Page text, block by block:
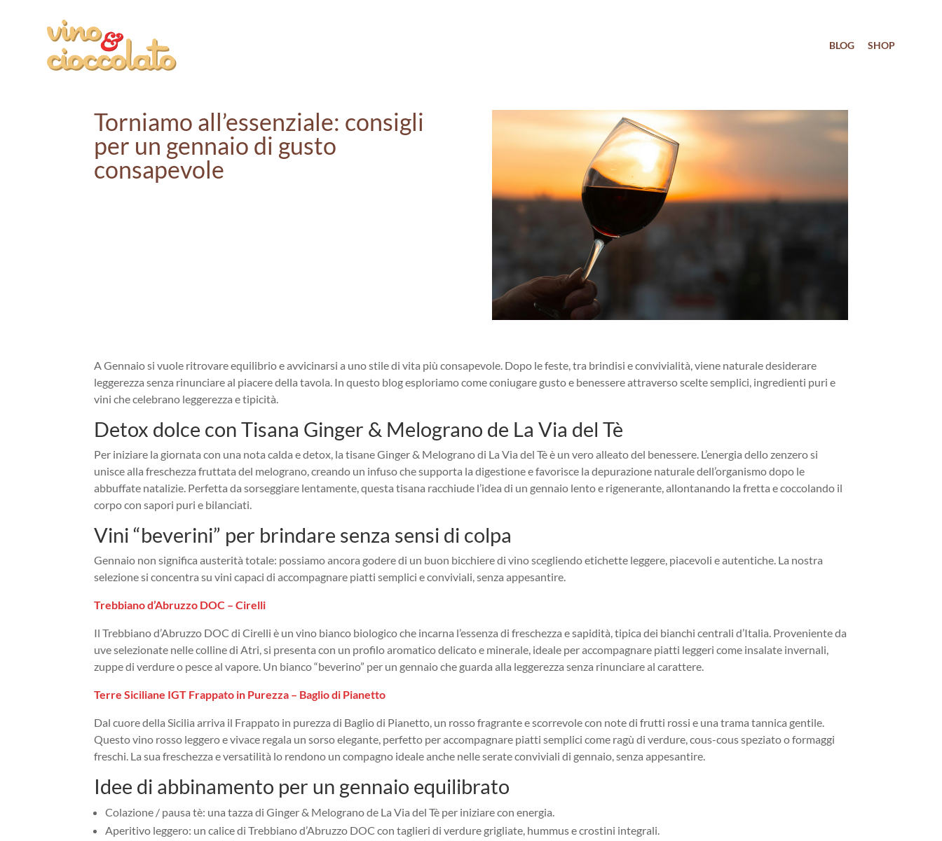
BLOG SHOP
Torniamo all’essenziale: consigli
per un gennaio di gusto
consapevole
A Gennaio si vuole ritrovare equilibrio e avvicinarsi a uno stile di vita più consapevole. Dopo le feste, tra brindisi e convivialità, viene naturale desiderare
leggerezza senza rinunciare al piacere della tavola. In questo blog esploriamo come coniugare gusto e benessere attraverso scelte semplici, ingredienti puri e
vini che celebrano leggerezza e tipicità.
Detox dolce con Tisana Ginger & Melograno de La Via del Tè
Per iniziare la giornata con una nota calda e detox, la tisane Ginger & Melograno di La Via del Tè è un vero alleato del benessere. L’energia dello zenzero si
unisce alla freschezza fruttata del melograno, creando un infuso che supporta la digestione e favorisce la depurazione naturale dell’organismo dopo le
abbuffate natalizie. Perfetta da sorseggiare lentamente, questa tisana racchiude l’idea di un gennaio lento e rigenerante, allontanando la fretta e coccolando il
corpo con sapori puri e bilanciati.
Vini “beverini” per brindare senza sensi di colpa
Gennaio non significa austerità totale: possiamo ancora godere di un buon bicchiere di vino scegliendo etichette leggere, piacevoli e autentiche. La nostra
selezione si concentra su vini capaci di accompagnare piatti semplici e conviviali, senza appesantire.
Trebbiano d’Abruzzo DOC – Cirelli
Il Trebbiano d’Abruzzo DOC di Cirelli è un vino bianco biologico che incarna l’essenza di freschezza e sapidità, tipica dei bianchi centrali d’Italia.⁣ Proveniente da
uve selezionate nelle colline di Atri, si presenta con un profilo aromatico delicato e minerale, ideale per accompagnare piatti leggeri come insalate invernali,
zuppe di verdure o pesce al vapore. Un bianco “beverino” per un gennaio che guarda alla leggerezza senza rinunciare al carattere.
Terre Siciliane IGT Frappato in Purezza – Baglio di Pianetto
Dal cuore della Sicilia arriva il Frappato in purezza di Baglio di Pianetto, un rosso fragrante e scorrevole con note di frutti rossi e una trama tannica gentile.
Questo vino rosso leggero e vivace regala un sorso elegante, perfetto per accompagnare piatti semplici come ragù di verdure, cous-cous speziato o formaggi
freschi. La sua freschezza e versatilità lo rendono un compagno ideale anche nelle serate conviviali di gennaio, senza appesantire.
Idee di abbinamento per un gennaio equilibrato
Colazione / pausa tè: una tazza di Ginger & Melograno de La Via del Tè per iniziare con energia.
Aperitivo leggero: un calice di Trebbiano d’Abruzzo DOC con taglieri di verdure grigliate, hummus e crostini integrali.